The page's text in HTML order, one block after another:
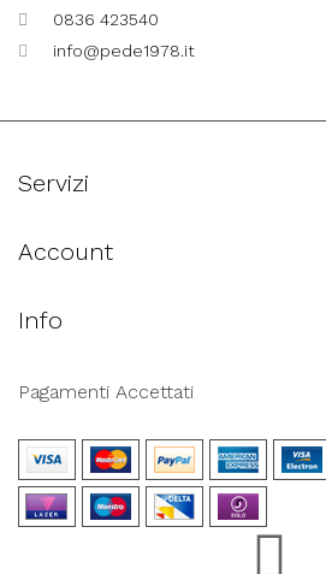
0836 423540
info@pede1978.it
Servizi
Account
Info
Pagamenti Accettati